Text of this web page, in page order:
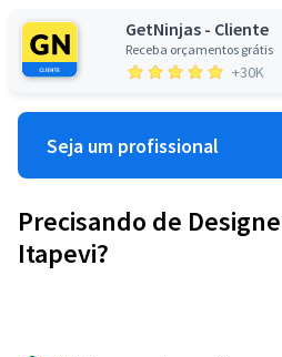
GetNinjas - Cliente
Receba orçamentos grátis
+30K
Seja um profissional
Precisando de
Itapevi?